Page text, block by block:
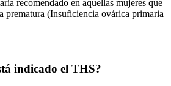
recomendado en aquellas mujeres que
prematura (Insuficiencia ovárica primaria
indicado el THS?